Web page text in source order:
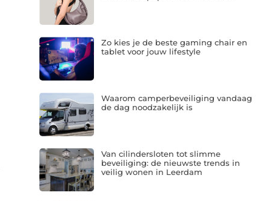
Zo kies je de beste gaming chair en
tablet voor jouw lifestyle
Waarom camperbeveiliging vandaag
de dag noodzakelijk is
Van cilindersloten tot slimme
beveiliging: de nieuwste trends in
veilig wonen in Leerdam